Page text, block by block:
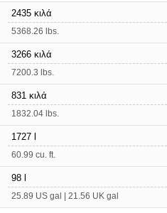
2435 κιλά
5368.26 lbs.
3266 κιλά
7200.3 lbs.
831 κιλά
1832.04 lbs.
1727 l
60.99 cu. ft.
98 l
25.89 US gal | 21.56 UK gal